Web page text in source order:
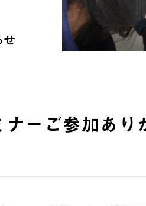
せ
ーご参加あり